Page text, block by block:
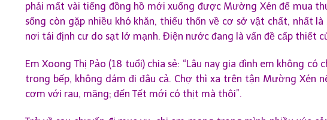
phải mất vài tiếng đồng hồ mới xuống được Mường Xén để mua
sống còn gặp nhiều khó khăn, thiếu thốn về cơ sở vật chất, nhất
nơi tái định cư do sạt lở mạnh. Điện nước đang là vấn đề cấp thiết
Em Xoong Thị Pảo (18 tuổi) chia sẻ: “Lâu nay gia đình em không
trong bếp, không dám đi đâu cả. Chợ thì xa trên tận Mường Xén
cơm với rau, măng; đến Tết mới có thịt mà thôi”.